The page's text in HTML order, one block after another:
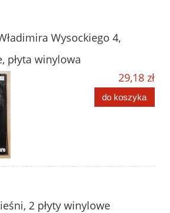
Wysockiego 4,
płyta winylowa
29,18 zł
do koszyka
2 płyty winylowe